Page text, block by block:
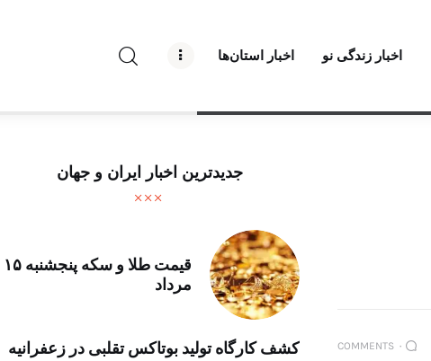
اخبار زندگی نو اخبار استان‌ها
درباره راه‌ نو نیوز
۰ COMMENTS
جدیدترین اخبار ایران و جهان
قیمت طلا و سکه پنجشنبه ۱۵
مرداد
کشف کارگاه تولید بوتاکس تقلبی در زعفرانیه